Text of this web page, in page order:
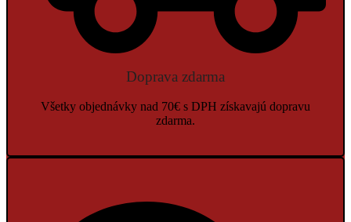
Doprava zdarma
Všetky objednávky nad 70€ s DPH získavajú dopravu
zdarma.